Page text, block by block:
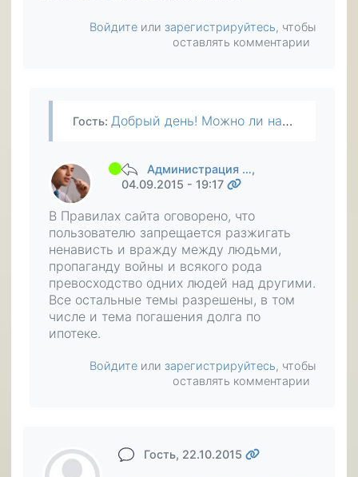
Войдите или зарегистрируйтесь, чтобы
оставлять комментарии
Гость: Добрый день! Можно ли на вашем сайте обратиться за помощью в погашении ипотеки?
Администрация …,
04.09.2015 - 19:17
В Правилах сайта оговорено, что
пользователю запрещается разжигать
ненависть и вражду между людьми,
пропаганду войны и всякого рода
превосходство одних людей над другими.
Все остальные темы разрешены, в том
числе и тема погашения долга по
ипотеке.
Войдите или зарегистрируйтесь, чтобы
оставлять комментарии
Гость, 22.10.2015